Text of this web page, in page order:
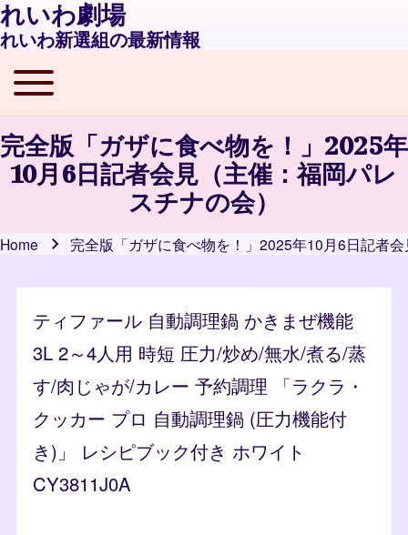
れいわ劇場
れいわ新選組の最新情報
Main navigation
Toggle main menu
完全版「ガザに食べ物を！」2025年
10月6日記者会見（主催：福岡パレ
スチナの会）
Home 完全版「ガザに食べ物を！」2025年10月6日記者
ティファール 自動調理鍋 かきまぜ機能
3L 2～4人用 時短 圧力/炒め/無水/煮る/蒸
す/肉じゃが/カレー 予約調理 「ラクラ・
クッカー プロ 自動調理鍋 (圧力機能付
き)」 レシピブック付き ホワイト
CY3811J0A